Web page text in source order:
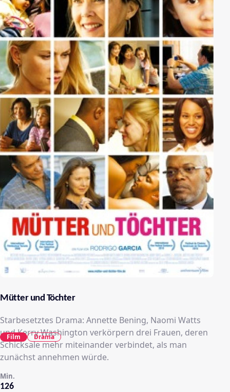
Mütter und Töchter
Starbesetztes Drama: Annette Bening, Naomi Watts
und Kerry Washington verkörpern drei Frauen, deren
Schicksale mehr miteinander verbindet, als man
zunächst annehmen würde.
126
Min.
Film Drama